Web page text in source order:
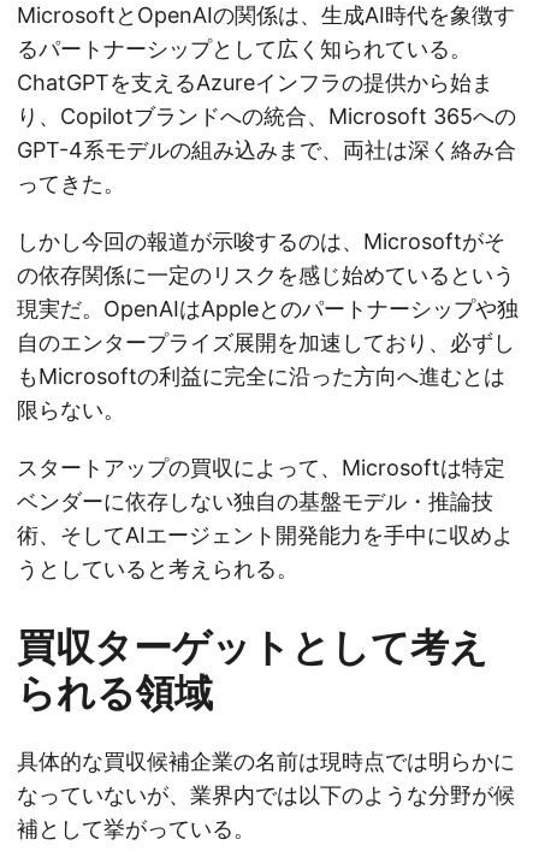
MicrosoftとOpenAIの関係は、生成AI時代を象徴す
るパートナーシップとして広く知られている。
ChatGPTを支えるAzureインフラの提供から始ま
り、Copilotブランドへの統合、Microsoft 365への
GPT-4系モデルの組み込みまで、両社は深く絡み合
ってきた。
しかし今回の報道が示唆するのは、Microsoftがそ
の依存関係に一定のリスクを感じ始めているという
現実だ。OpenAIはAppleとのパートナーシップや独
自のエンタープライズ展開を加速しており、必ずし
もMicrosoftの利益に完全に沿った方向へ進むとは
限らない。
スタートアップの買収によって、Microsoftは特定
ベンダーに依存しない独自の基盤モデル・推論技
術、そしてAIエージェント開発能力を手中に収めよ
うとしていると考えられる。
買収ターゲットとして考え
られる領域
具体的な買収候補企業の名前は現時点では明らかに
なっていないが、業界内では以下のような分野が候
補として挙がっている。